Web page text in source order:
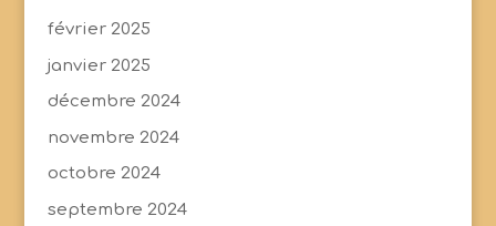
février 2025
janvier 2025
décembre 2024
novembre 2024
octobre 2024
septembre 2024